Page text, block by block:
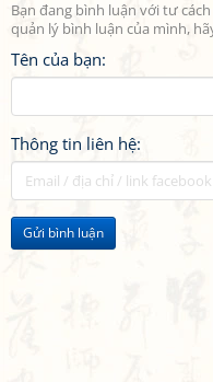
Bạn đang bình luận với tư
quản lý bình luận của mình,
Tên của bạn:
Thông tin liên hệ:
Gửi bình luận